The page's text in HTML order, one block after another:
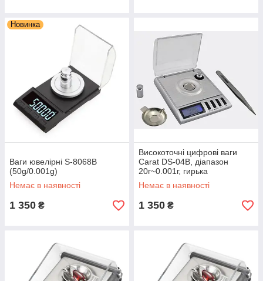
Новинка
Ваги ювелірні S-8068B
(50g/0.001g)
Немає в наявності
1 350 ₴
Високоточні цифрові ваги
Carat DS-04B, діапазон
20г~0.001г, гирька
калібрувальна, пінцет, тара,
чохол шкіряний
Немає в наявності
1 350 ₴